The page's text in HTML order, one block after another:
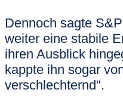
Dennoch sagte
weiter eine stabile
ihren Ausblick
kappte ihn sogar
verschlechternd".